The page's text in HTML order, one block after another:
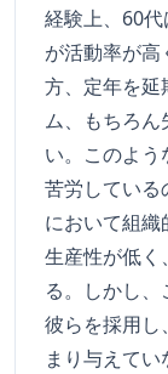
経験上、60
が活動率が
方、定年を延
ム、もちろ
い。このよ
苦労している
において組織
生産性が低く
る。しかし、
彼らを採用し
まり与えて